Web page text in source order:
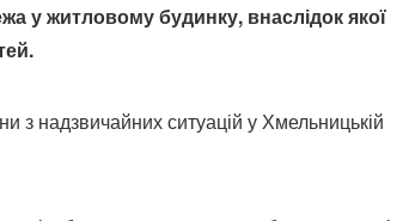
у житловому будинку, внаслідок якої
з надзвичайних ситуацій у Хмельницькій